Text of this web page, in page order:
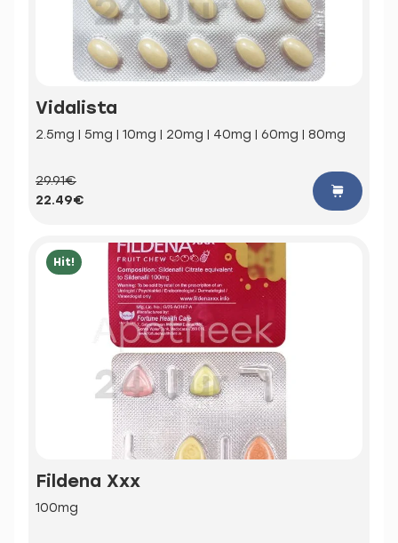
Vidalista
2.5mg | 5mg | 10mg | 20mg | 40mg | 60mg | 80mg
29.91€
22.49€
Hit!
Fildena Xxx
100mg